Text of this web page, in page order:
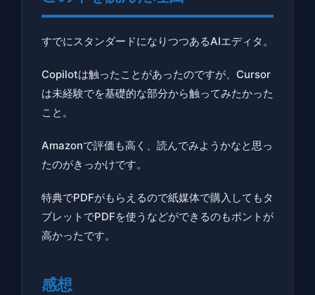
すでにスタンダードになりつつあるAIエディタ。
Copilotは触ったことがあったのですが、Cursor
は未経験でを基礎的な部分から触ってみたかった
こと。
Amazonで評価も高く、読んでみようかなと思っ
たのがきっかけです。
特典でPDFがもらえるので紙媒体で購入してもタ
ブレットでPDFを使うなどができるのもポントが
高かったです。
感想